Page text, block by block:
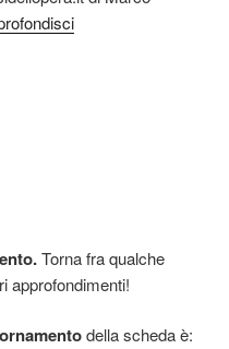
Torna fra qualche
approfondimenti!
della scheda è: